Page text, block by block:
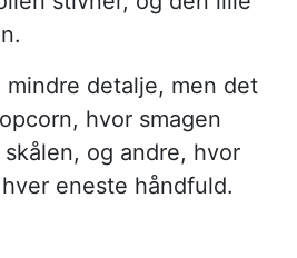
mindre detalje, men det
hvor smagen
og andre, hvor
eneste håndfuld.